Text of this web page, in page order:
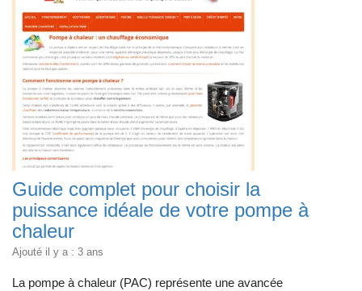
Guide complet pour choisir la
puissance idéale de votre pompe à
chaleur
Ajouté il y a : 3 ans
La pompe à chaleur (PAC) représente une avancée